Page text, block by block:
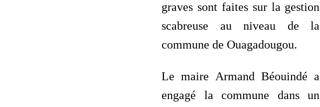
graves sont faites sur la gestion
scabreuse au niveau de la
commune de Ouagadougou.
Le maire Armand Béouindé a
engagé la commune dans un